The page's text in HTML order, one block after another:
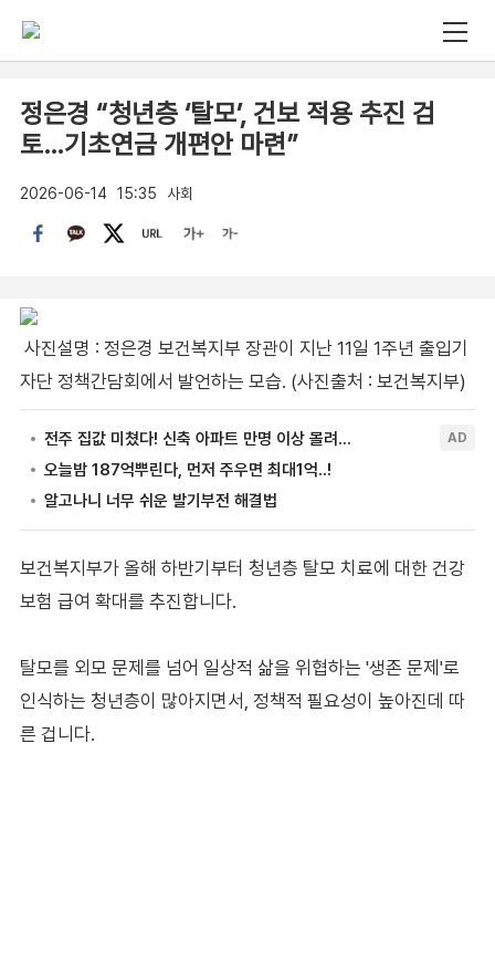
정은경 “청년층 ‘탈모’, 건보 적용 추진 검
토…기초연금 개편안 마련”
2026-06-14 15:35 사회
사진설명 : 정은경 보건복지부 장관이 지난 11일 1주년 출입기
자단 정책간담회에서 발언하는 모습. (사진출처 : 보건복지부)
보건복지부가 올해 하반기부터 청년층 탈모 치료에 대한 건강
보험 급여 확대를 추진합니다.
탈모를 외모 문제를 넘어 일상적 삶을 위협하는 '생존 문제'로
인식하는 청년층이 많아지면서, 정책적 필요성이 높아진데 따
른 겁니다.